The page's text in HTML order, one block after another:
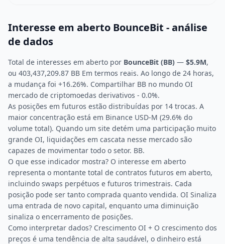
Interesse em aberto BounceBit - análise
de dados
Total de interesses em aberto por BounceBit (BB) — $5.9M,
ou 403,437,209.87 BB Em termos reais. Ao longo de 24 horas,
a mudança foi +16.26%. Compartilhar BB no mundo OI
mercado de criptomoedas derivativos - 0.0%.
As posições em futuros estão distribuídas por 14 trocas. A
maior concentração está em Binance USD-M (29.6% do
volume total). Quando um site detém uma participação muito
grande OI, liquidações em cascata nesse mercado são
capazes de movimentar todo o setor. BB.
O que esse indicador mostra? O interesse em aberto
representa o montante total de contratos futuros em aberto,
incluindo swaps perpétuos e futuros trimestrais. Cada
posição pode ser tanto comprada quanto vendida. OI Sinaliza
uma entrada de novo capital, enquanto uma diminuição
sinaliza o encerramento de posições.
Como interpretar dados? Crescimento OI + O crescimento dos
preços é uma tendência de alta saudável, o dinheiro está